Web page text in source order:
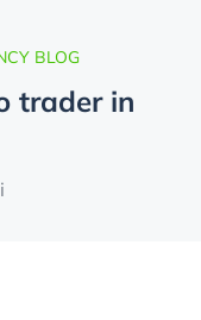
BLOG
trader in